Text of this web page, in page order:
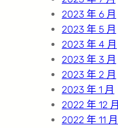
2023 年 6 月
2023 年 5 月
2023 年 4 月
2023 年 3 月
2023 年 2 月
2023 年 1 月
2022 年 12 月
2022 年 11 月